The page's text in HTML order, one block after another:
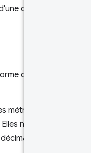
classe d'appareils
d'histogrammes, de
métriques
ne sont donc pas
dans la chaîne).